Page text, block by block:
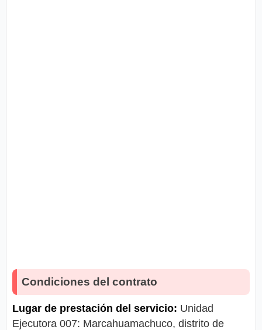
Condiciones del contrato
Lugar de prestación del servicio: Unidad
Ejecutora 007: Marcahuamachuco, distrito de